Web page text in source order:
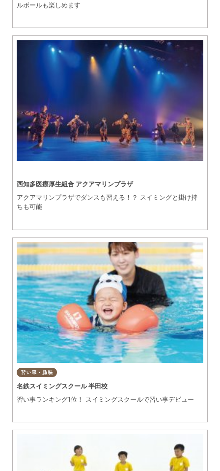
ルボールも楽しめます
西知多医療厚生組合 アクアマリンプラザ
アクアマリンプラザでダンスも習える！？ スイミングと掛け持
ちも可能
習い事・趣味
名鉄スイミングスクール 半田校
習い事ランキング1位！ スイミングスクールで習い事デビュー